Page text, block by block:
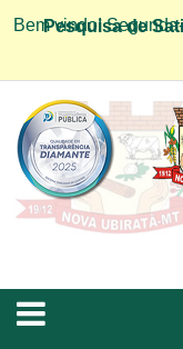
Bem vindo!
Pesquisa de